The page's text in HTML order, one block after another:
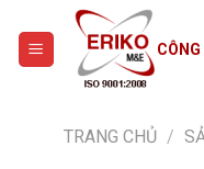
content
TRANG CHỦ /